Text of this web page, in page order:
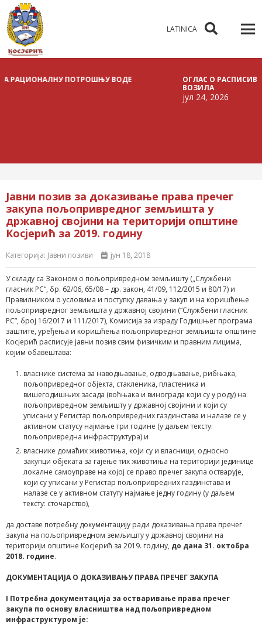
LATINICA
ПОТРОШЊУ ВОДЕ
ОГЛАС О РАСПИСИВАЊУ
јул 24, 2026
Јавни позив за доказивање права пречег
закупа пољопривредног земљишта у
државној својини на територији општине
Косјерић за 2019. годину
Категорија: Јавни позиви јун 18, 2018
У складу са Законом о пољопривредном земљишту („Службени
гласник РС“, бр. 62/06, 65/08 – др. закон, 41/09, 112/2015 и 80/17) и
Правилником о условима и поступку давања у закуп и на коришћење
пољопривредног земљишта у државној својини (“Службени гласник
РС”, број 16/2017 и 111/2017), Комисија за израду Годишњег програма
заштите, уређења и коришћења пољопривредног земљишта општине
Косјерић расписује јавни позив свим физичким и правним лицима,
којим обавештава:
власнике система за наводњавање, одводњавање, рибњака,
пољопривредног објекта, стакленика, пластеника и
вишегодишњих засада (воћњака и винограда који су у роду) на
пољопривредном земљишту у државној својини и који су
уписани у Регистар пољопривредних газдинстава и налазе се у
активном статусу најмање три године (у даљем тексту:
пољопривредна инфраструктура) и
власнике домаћих животиња, који су и власници, односно
закупци објеката за гајење тих животиња на територији јединице
локалне самоуправе на којој се право пречег закупа остварује,
који су уписани у Регистар пољопривредних газдинстава и
налазе се у активном статуту најмање једну годину (у даљем
тексту: сточарство),
да доставе потребну документацију ради доказивања права пречег
закупа на пољопривредном земљишту у државној својини на
територији општине Косјерић за 2019. годину, до дана 31. октобра
2018. године.
ДОКУМЕНТАЦИЈА О ДОКАЗИВАЊУ ПРАВА ПРЕЧЕГ ЗАКУПА
I Потребна документација за остваривање права пречег
закупа по основу власништва над пољопривредном
инфраструктуром je: